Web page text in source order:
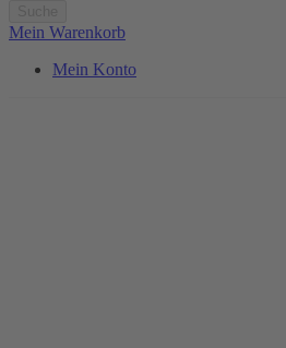
Mein Warenkorb
Mein Konto